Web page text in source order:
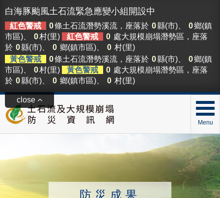
close
白海豚颱風土石流緊急應變小組開設中
紅色警戒 0條土石流潛勢溪流，座落於 0縣(市)、 0鄉(鎮
市區)、
0村(里) 紅色警戒 0 處大規模崩塌潛勢區，座落
於 0縣(市)、 0 鄉(鎮市區)、 0 村(里)
黃色警戒
0條土石流潛勢溪流，座落於 0縣(市)、 0鄉(鎮
市區)、
0村(里) 黃色警戒 0 處大規模崩塌潛勢區，座落
於 0縣(市)、 0 鄉(鎮市區)、 0 村(里)
Menu
防災成果